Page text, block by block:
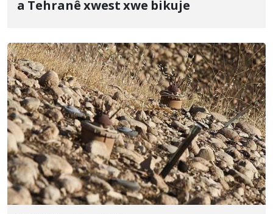
a Tehranê xwest xwe bikuje